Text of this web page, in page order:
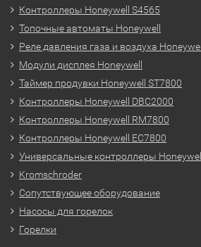
Контроллеры Honeywell S4565
Топочные автоматы Honeywell
Реле давления газа и воздуха Honeywell
Модули дисплея Honeywell
Таймер продувки Honeywell ST7800
Контроллеры Honeywell DBC2000
Контроллеры Honeywell RM7800
Контроллеры Honeywell EC7800
Универсальные контроллеры Honeywell
Kromschroder
Сопутствующее оборудование
Насосы для горелок
Горелки